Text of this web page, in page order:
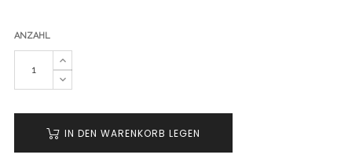
ANZAHL
IN DEN WARENKORB LEGEN